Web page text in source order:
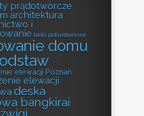
prądotwórcze
architektura
i
belki poliuretanowe
domu
elewacji Poznań
elewacji
deska
bangkirai